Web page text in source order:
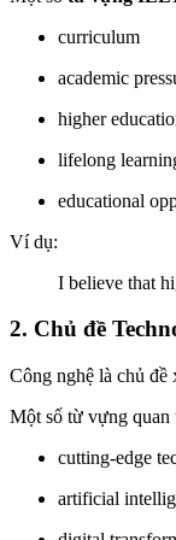
curriculum
academic
higher
lifelong
educational
Ví dụ:
I believe that
2. Chủ đề
Công nghệ là chủ đề
Một số từ vựng quan
cutting-edge
artificial